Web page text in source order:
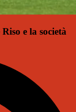
e la società